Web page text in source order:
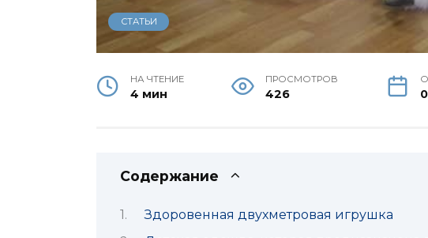
СТАТЬИ
НА ЧТЕНИЕ
4 мин
ПРОСМОТРОВ
426
Содержание
Здоровенная двухметровая игрушка